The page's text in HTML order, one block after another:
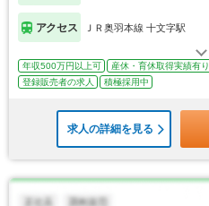
アクセス ＪＲ奥羽本線 十文字駅
年収500万円以上可 産休・育休取得実績有り
登録販売者の求人
積極採用中
求人の詳細を見る